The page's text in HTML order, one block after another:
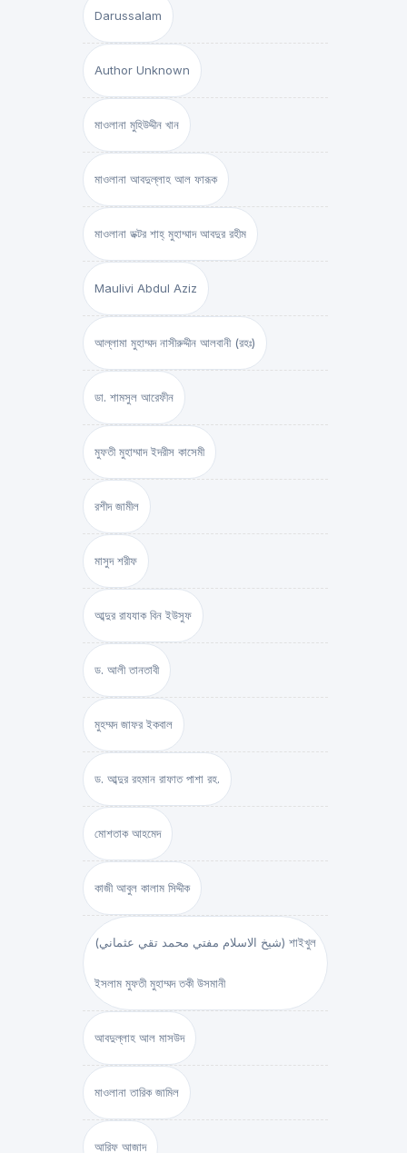
Darussalam
Author Unknown
মাওলানা মুহিউদ্দীন খান
মাওলানা আবদুল্লাহ আল ফারূক
মাওলানা ডক্টর শাহ্‌ মুহাম্মাদ আবদুর রহীম
Maulivi Abdul Aziz
আল্লামা মুহাম্মদ নাসীরুদ্দীন আলবানী (রহঃ)
ডা. শামসুল আরেফীন
মুফতী মুহাম্মাদ ইদরীস কাসেমী
রশীদ জামীল
মাসুদ শরীফ
আব্দুর রাযযাক বিন ইউসুফ
ড. আলী তানতাবী
মুহম্মদ জাফর ইকবাল
ড. আব্দুর রহমান রাফাত পাশা রহ.
মোশতাক আহমেদ
কাজী আবুল কালাম সিদ্দীক
(شيخ الاسلام مفتي محمد تقي عثماني) শাইখুল
ইসলাম মুফতী মুহাম্মদ তকী উসমানী
আবদুল্লাহ আল মাসউদ
মাওলানা তারিক জামিল
আরিফ আজাদ